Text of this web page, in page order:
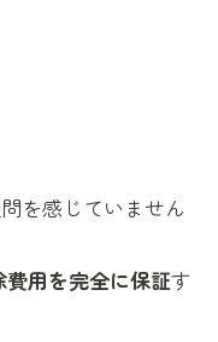
を感じていません
用を完全に保証す